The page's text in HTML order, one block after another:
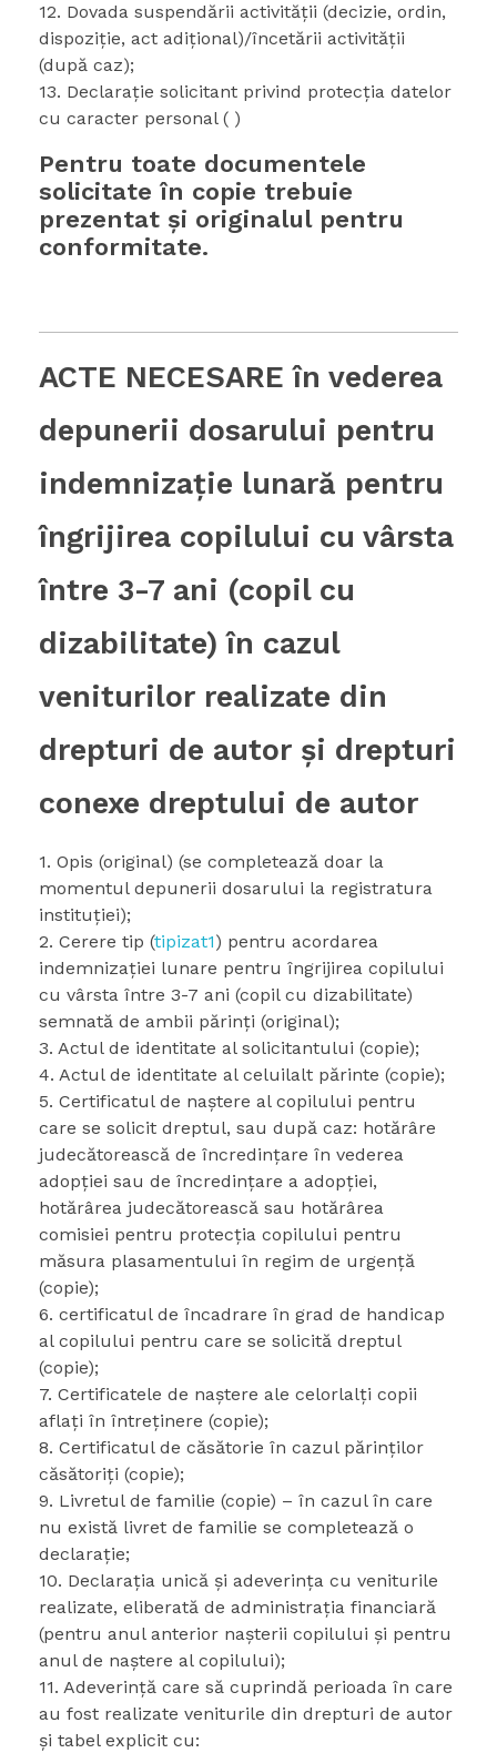
12. Dovada suspendării activităţii (decizie, ordin,
dispoziţie, act adiţional)/încetării activităţii
(după caz);
13. Declaraţie solicitant privind protecţia datelor
cu caracter personal ( )
Pentru toate documentele
solicitate în copie trebuie
prezentat şi originalul pentru
conformitate.
ACTE NECESARE în vederea
depunerii dosarului pentru
indemnizaţie lunară pentru
îngrijirea copilului cu vârsta
între 3-7 ani (copil cu
dizabilitate) în cazul
veniturilor realizate din
drepturi de autor şi drepturi
conexe dreptului de autor
1. Opis (original) (se completează doar la
momentul depunerii dosarului la registratura
instituției);
2. Cerere tip (tipizat1) pentru acordarea
indemnizaţiei lunare pentru îngrijirea copilului
cu vârsta între 3-7 ani (copil cu dizabilitate)
semnată de ambii părinţi (original);
3. Actul de identitate al solicitantului (copie);
4. Actul de identitate al celuilalt părinte (copie);
5. Certificatul de naștere al copilului pentru
care se solicit dreptul, sau după caz: hotărâre
judecătorească de încredințare în vederea
adopției sau de încredințare a adopției,
hotărârea judecătorească sau hotărârea
comisiei pentru protecția copilului pentru
măsura plasamentului în regim de urgență
(copie);
6. certificatul de încadrare în grad de handicap
al copilului pentru care se solicită dreptul
(copie);
7. Certificatele de naştere ale celorlalți copii
aflaţi în întreţinere (copie);
8. Certificatul de căsătorie în cazul părinţilor
căsătoriţi (copie);
9. Livretul de familie (copie) – în cazul în care
nu există livret de familie se completează o
declaraţie;
10. Declaraţia unică şi adeverinţa cu veniturile
realizate, eliberată de administraţia financiară
(pentru anul anterior naşterii copilului și pentru
anul de naștere al copilului);
11. Adeverinţă care să cuprindă perioada în care
au fost realizate veniturile din drepturi de autor
şi tabel explicit cu: